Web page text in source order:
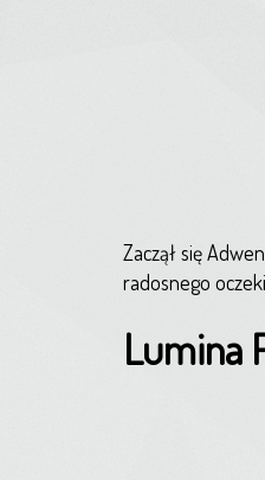
Zaczął się
radosnego
Lumina